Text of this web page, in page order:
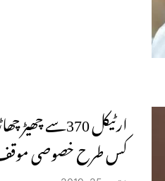
ارٹیکل 370سے
کس طرح خصوصی موقف